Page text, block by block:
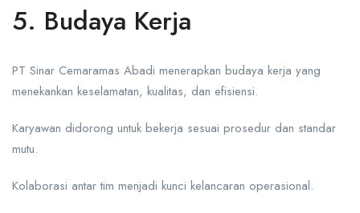
5. Budaya Kerja
PT Sinar Cemaramas Abadi menerapkan budaya kerja yang
menekankan keselamatan, kualitas, dan efisiensi.
Karyawan didorong untuk bekerja sesuai prosedur dan standar
mutu.
Kolaborasi antar tim menjadi kunci kelancaran operasional.